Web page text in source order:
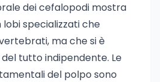
dei cefalopodi mostra
lobi specializzati che
ma che si è
tutto indipendente. Le
del polpo sono